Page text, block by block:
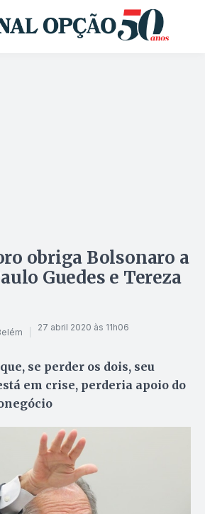
obriga Bolsonaro a
Guedes e Tereza
27 abril 2020 às 11h06
se perder os dois, seu
em crise, perderia apoio do